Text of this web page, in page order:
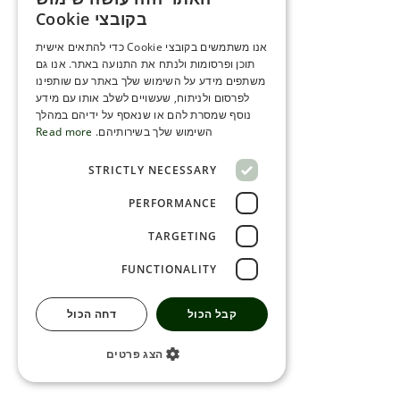
ENGLISH
SERBIA
HEBREW
RUSSIAN
SERBIAN-2
בקובצי Cookie
אנו משתמשים בקובצי Cookie כדי להתאים אישית
תוכן ופרסומות ולנתח את התנועה באתר. אנו גם
משתפים מידע על השימוש שלך באתר עם שותפינו
לפרסום ולניתוח, שעשויים לשלב אותו עם מידע
נוסף שמסרת להם או שנאסף על ידיהם במהלך
השימוש שלך בשירותיהם. Read more
STRICTLY NECESSARY
PERFORMANCE
TARGETING
FUNCTIONALITY
קבל הכול דחה הכול
הצג פרטים